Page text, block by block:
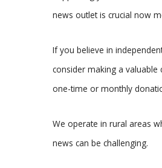
news outlet is crucial now
If you believe in
consider making a valuable
one-time or monthly
We operate in rural areas
news can be challenging.